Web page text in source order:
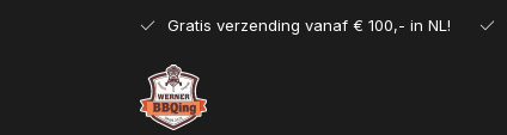
Gratis verzending vanaf € 100,- in NL!